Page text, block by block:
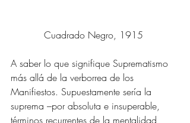
Cuadrado Negro, 1915
A saber lo que signifique Suprematismo
más allá de la verborrea de los
Manifiestos. Supuestamente sería la
suprema –por absoluta e insuperable,
términos recurrentes de la mentalidad